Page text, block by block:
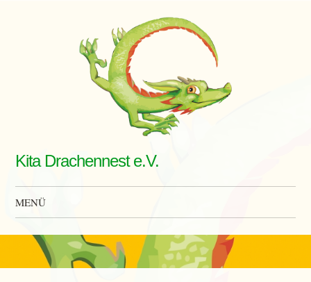
Kita Drachennest e.V.
MENÜ